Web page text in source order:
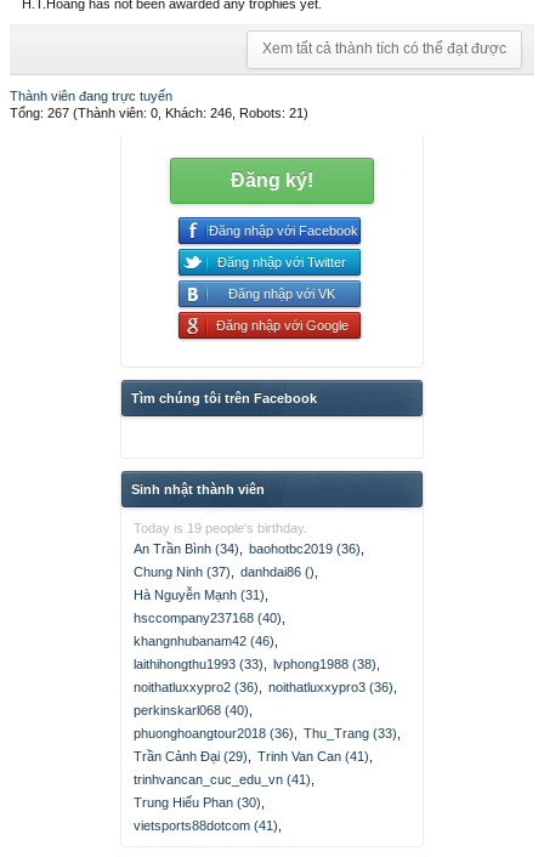
H.T.Hoàng has not been awarded any trophies yet.
Xem tất cả thành tích có thể đạt được
Thành viên đang trực tuyến
Tổng: 267 (Thành viên: 0, Khách: 246, Robots: 21)
Đăng ký!
Đăng nhập với Facebook
Đăng nhập với Twitter
Đăng nhập với VK
Đăng nhập với Google
Tìm chúng tôi trên Facebook
Sinh nhật thành viên
Today is 19 people's birthday.
An Trần Bình (34)
baohotbc2019 (36)
Chung Ninh (37)
danhdai86 ()
Hà Nguyễn Mạnh (31)
hsccompany237168 (40)
khangnhubanam42 (46)
laithihongthu1993 (33)
lvphong1988 (38)
noithatluxxypro2 (36)
noithatluxxypro3 (36)
perkinskarl068 (40)
phuonghoangtour2018 (36)
Thu_Trang (33)
Trần Cảnh Đại (29)
Trinh Van Can (41)
trinhvancan_cuc_edu_vn (41)
Trung Hiếu Phan (30)
vietsports88dotcom (41)